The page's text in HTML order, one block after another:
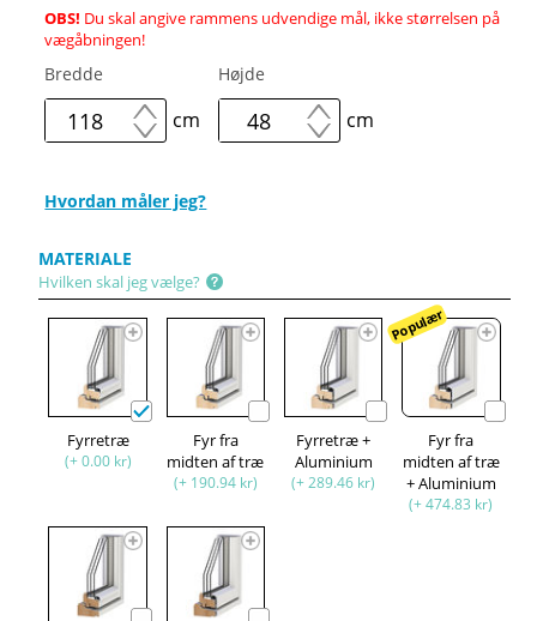
OBS! Du skal angive rammens udvendige mål, ikke størrelsen på
vægåbningen!
Bredde
cm
Højde
cm
Hvordan måler jeg?
MATERIALE
Hvilken skal jeg vælge?
Fyrretræ
(+ 0.00 kr)
Fyr fra
midten af træ
(+ 190.94 kr)
Fyrretræ +
Aluminium
(+ 289.46 kr)
Populær
Fyr fra
midten af træ
+ Aluminium
(+ 474.83 kr)